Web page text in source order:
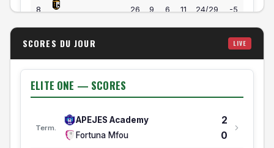
8 26 9 6 11 24/29 -5 33
9
Victoria United
-9 33
10 26 7 10 9 36/38 -2
Elite One — Classement
ÉQUIPE MJ V DB
SCORES DU JOUR LIVE
ELITE ONE — SCORES
Term.
APEJES Academy 2
Fortuna Mfou 0